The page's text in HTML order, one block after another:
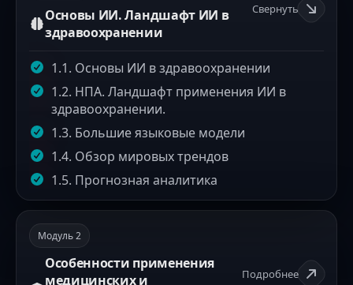
Основы ИИ. Ландшафт ИИ в
здравоохранении
Свернуть
1.1. Основы ИИ в здравоохранении
1.2. НПА. Ландшафт применения ИИ в
здравоохранении.
1.3. Большие языковые модели
1.4. Обзор мировых трендов
1.5. Прогнозная аналитика
Модуль2
Особенности применения
медицинских и
Подробнее